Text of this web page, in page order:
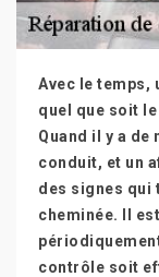
Avec le temps,
quel que soit
Quand il y a
conduit, et un
des signes qui
cheminée. Il
contrôle soit